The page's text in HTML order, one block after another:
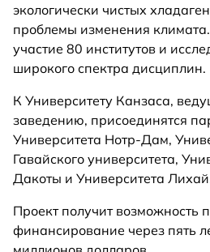
экологически чистых
проблемы изменения
участие 80 институтов и
широкого спектра дисциплин.
К Университету Канзаса,
заведению, присоединятся
Университета Нотр-Дам,
Гавайского университета,
Дакоты и Университета
Проект получит возможность
финансирование через пять